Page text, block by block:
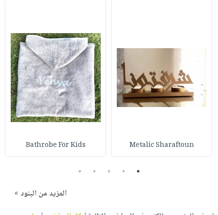
Metalic Sharaftoun
Bathrobe For Kids
1
2
3
4
5
المزيد من البنود »